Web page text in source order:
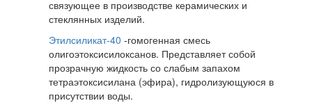
связующее в производстве керамических и
стеклянных изделий.
Этилсиликат-40 -гомогенная смесь
олигоэтоксисилоксанов. Представляет собой
прозрачную жидкость со слабым запахом
тетраэтоксисилана (эфира), гидролизующуюся в
присутствии воды.